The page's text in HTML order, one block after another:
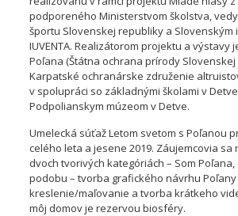
podporeného Ministerstvom školstva,
športu Slovenskej republiky a Slovenským
IUVENTA. Realizátorom projektu a výstavy
Poľana (Štátna ochrana prírody Slovenskej
Karpatské ochranárske združenie
v spolupráci so základnými školami v
Podpolianskym múzeom v Detve.
Umelecká súťaž Letom svetom s Poľanou
celého leta a jesene 2019. Záujemcovia
dvoch tvorivých kategóriách – Som
podobu – tvorba grafického návrhu Poľany
kreslenie/maľovanie a tvorba krátkeho
môj domov je rezervou biosféry.